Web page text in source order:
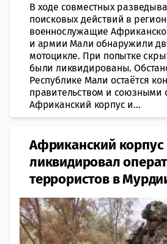
В ходе совместных
поисковых действий в
военнослужащие
и армии Мали обнаружили
мотоцикле. При попытке
были ликвидированы.
Республике Мали остаётся
правительством и союзными
Африканский корпус и...
Африканский корпус
ликвидировал
террористов в